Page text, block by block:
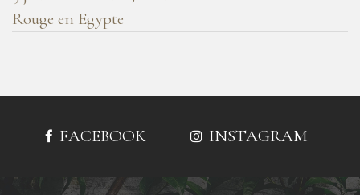
Rouge en Egypte
FACEBOOK INSTAGRAM